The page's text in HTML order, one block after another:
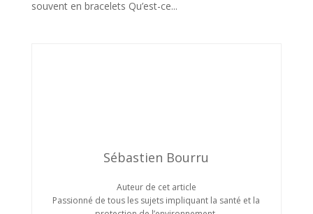
souvent en bracelets Qu’est-ce...
Sébastien Bourru
Auteur de cet article
Passionné de tous les sujets impliquant la santé et la